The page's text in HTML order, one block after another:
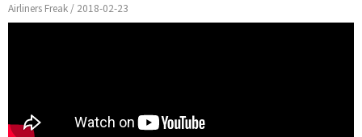
Airliners Freak / 2018-02-23